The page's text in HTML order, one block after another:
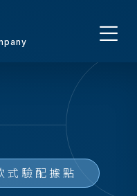
式驗配據點